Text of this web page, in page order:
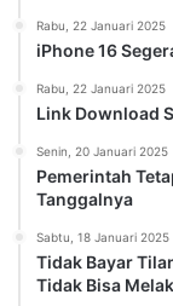
Rabu, 22 Januari 2025
iPhone 16
Rabu, 22 Januari 2025
Link Download
Senin, 20 Januari 2025
Pemerintah
Tanggalnya
Sabtu, 18 Januari 2025
Tidak Bayar
Tidak Bisa